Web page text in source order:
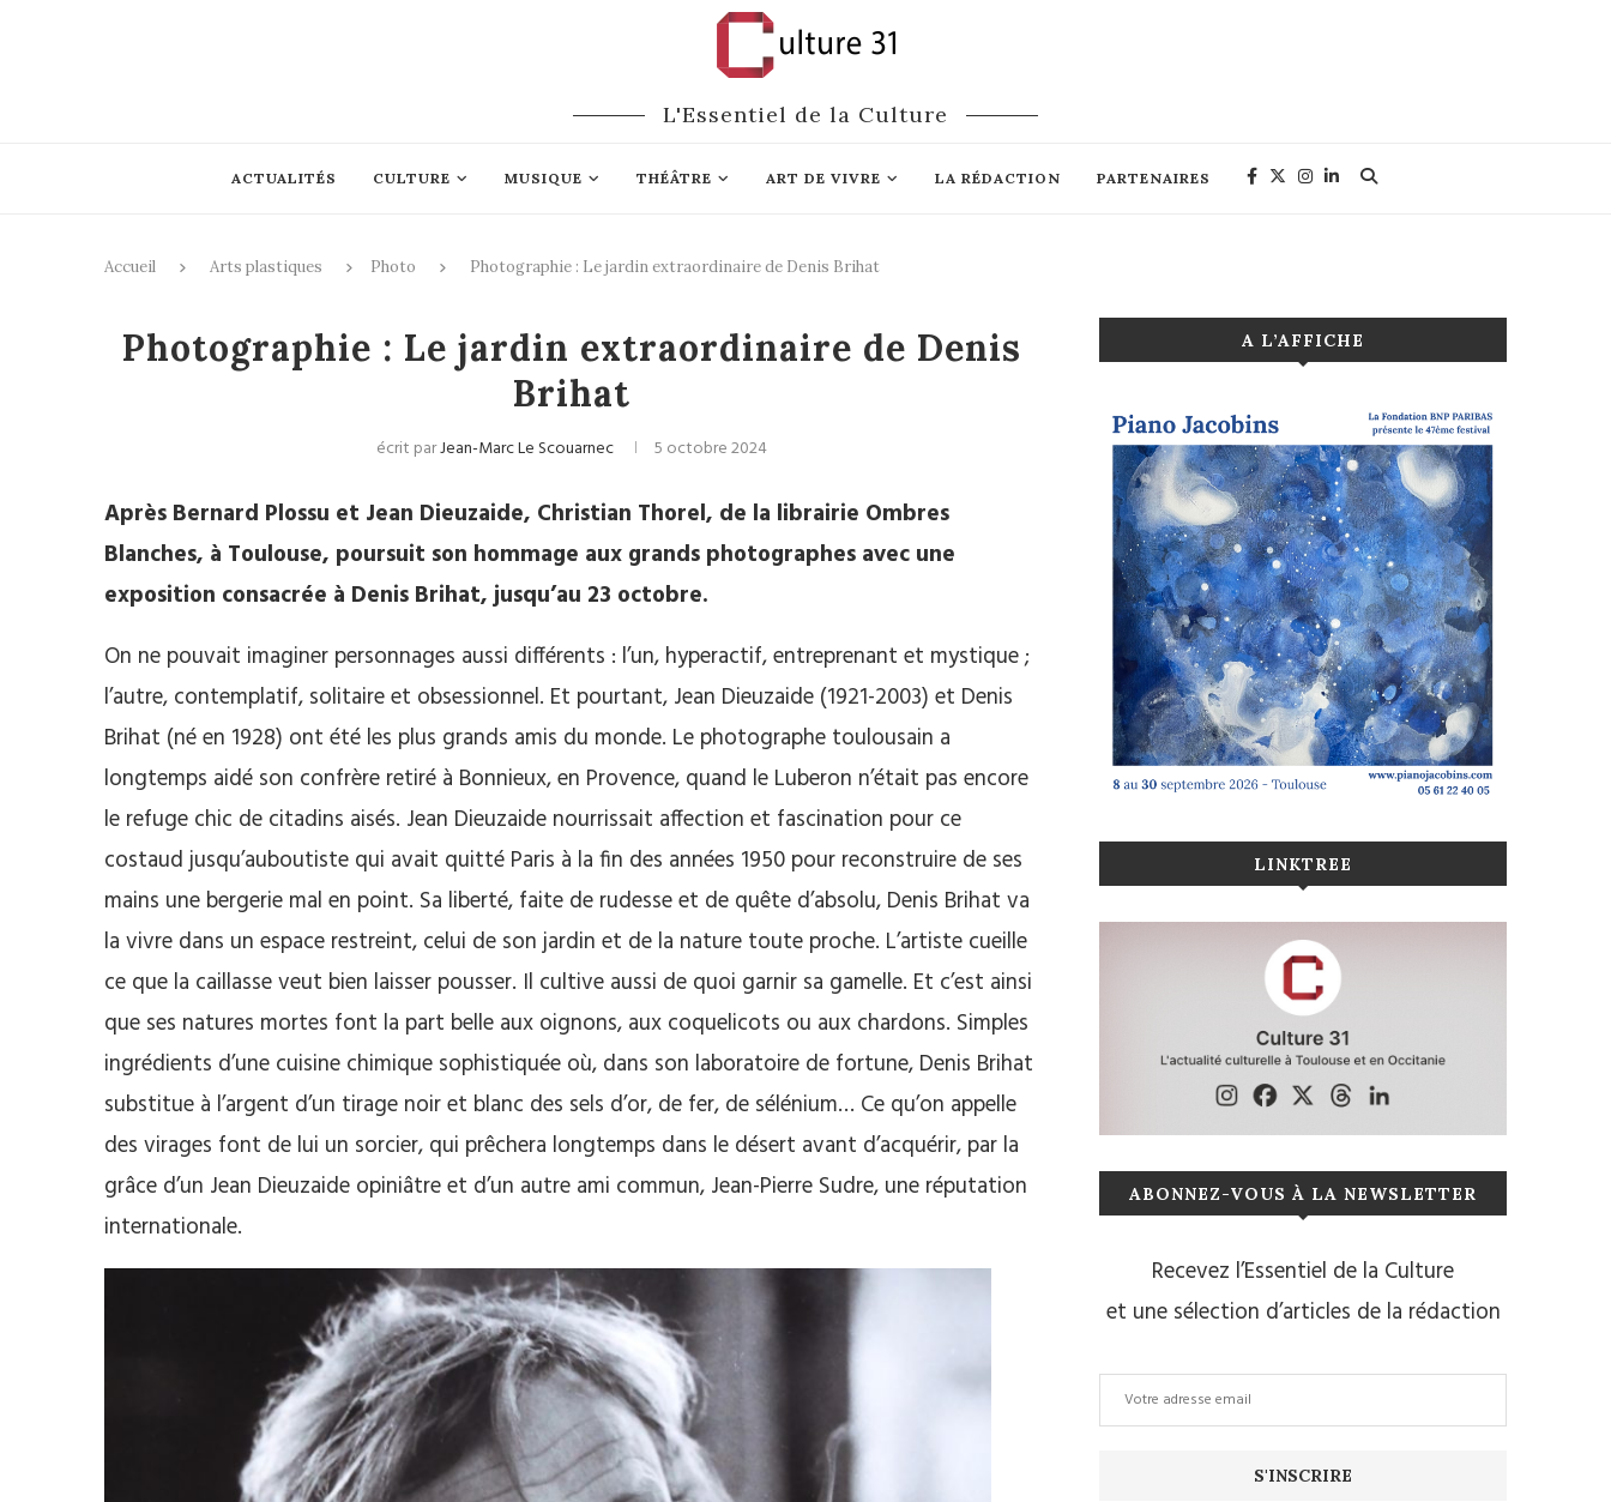
L'Essentiel de la Culture
ACTUALITÉS CULTURE MUSIQUE THÉÂTRE ART DE VIVRE LA RÉDACTION PARTENAIRES
Accueil Arts plastiques Photo Photographie : Le jardin extraordinaire de Denis Brihat
Photographie : Le jardin extraordinaire de Denis
Brihat
écrit parJean-Marc Le Scouarnec 5 octobre 2024
Après Bernard Plossu et Jean Dieuzaide, Christian Thorel, de la librairie Ombres
Blanches, à Toulouse, poursuit son hommage aux grands photographes avec une
exposition consacrée à Denis Brihat, jusqu’au 23 octobre.
On ne pouvait imaginer personnages aussi différents : l’un, hyperactif, entreprenant et mystique ;
l’autre, contemplatif, solitaire et obsessionnel. Et pourtant, Jean Dieuzaide (1921-2003) et Denis
Brihat (né en 1928) ont été les plus grands amis du monde. Le photographe toulousain a
longtemps aidé son confrère retiré à Bonnieux, en Provence, quand le Luberon n’était pas encore
le refuge chic de citadins aisés. Jean Dieuzaide nourrissait affection et fascination pour ce
costaud jusqu’auboutiste qui avait quitté Paris à la fin des années 1950 pour reconstruire de ses
mains une bergerie mal en point. Sa liberté, faite de rudesse et de quête d’absolu, Denis Brihat va
la vivre dans un espace restreint, celui de son jardin et de la nature toute proche. L’artiste cueille
ce que la caillasse veut bien laisser pousser. Il cultive aussi de quoi garnir sa gamelle. Et c’est ainsi
que ses natures mortes font la part belle aux oignons, aux coquelicots ou aux chardons. Simples
ingrédients d’une cuisine chimique sophistiquée où, dans son laboratoire de fortune, Denis Brihat
substitue à l’argent d’un tirage noir et blanc des sels d’or, de fer, de sélénium… Ce qu’on appelle
des virages font de lui un sorcier, qui prêchera longtemps dans le désert avant d’acquérir, par la
grâce d’un Jean Dieuzaide opiniâtre et d’un autre ami commun, Jean-Pierre Sudre, une réputation
internationale.
A L’AFFICHE
LINKTREE
ABONNEZ-VOUS À LA NEWSLETTER
Recevez l’Essentiel de la Culture
et une sélection d’articles de la rédaction